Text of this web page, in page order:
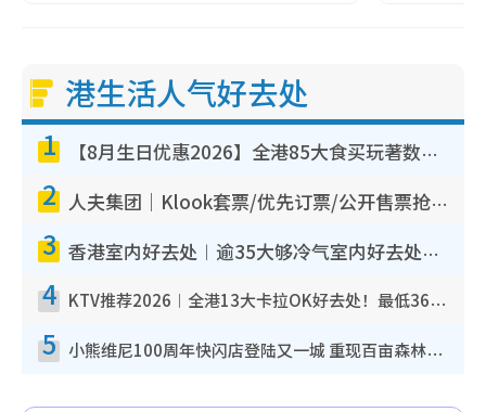
港生活人气好去处
1 【8月生日优惠2026】全港85大食买玩著数攻略 自助餐/火锅放题同行免费＋诚品/DONKI送现金券
2 人夫集团｜Klook套票/优先订票/公开售票抢票攻略！附票价.购票连结.场地座位表
3 香港室内好去处︱逾35大够冷气室内好去处推荐 室内活动免费避雨无惧下雨
4 KTV推荐2026︱全港13大卡拉OK好去处！最低36元起 日语歌都有！(附地址+收费详情)
5 小熊维尼100周年快闪店登陆又一城 重现百亩森林经典场景／独家限定盲盒登场／专属DIY香水